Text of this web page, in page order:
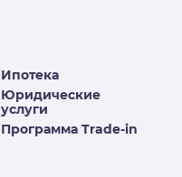
Ипотека
Юридические
услуги
Программа Trade-in